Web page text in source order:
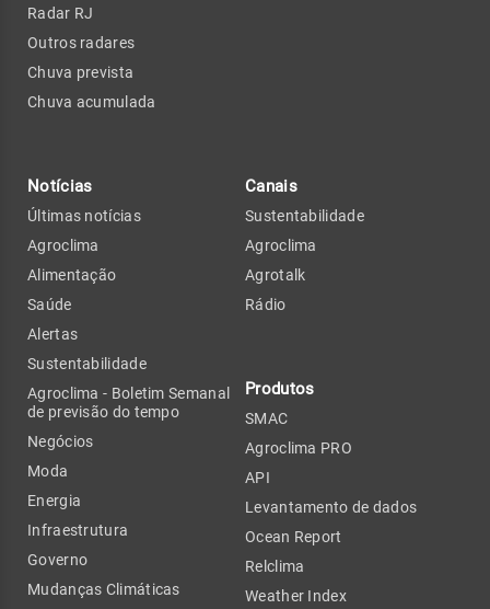
Radar RJ
Outros radares
Chuva prevista
Chuva acumulada
Notícias
Últimas notícias
Agroclima
Alimentação
Saúde
Alertas
Sustentabilidade
Agroclima - Boletim Semanal
de previsão do tempo
Negócios
Moda
Energia
Infraestrutura
Governo
Mudanças Climáticas
Canais
Sustentabilidade
Agroclima
Agrotalk
Rádio
Produtos
SMAC
Agroclima PRO
API
Levantamento de dados
Ocean Report
Relclima
Weather Index